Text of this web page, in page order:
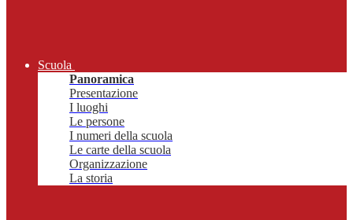
Scuola
Panoramica
Presentazione
I luoghi
Le persone
I numeri della scuola
Le carte della scuola
Organizzazione
La storia